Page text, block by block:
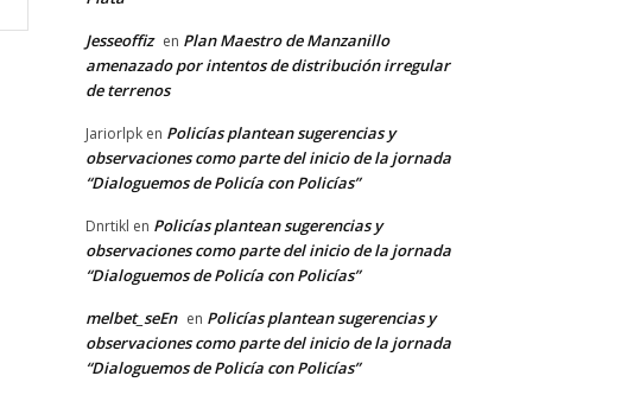
web:
Jesseoffiz en Plan Maestro de Manzanillo
amenazado por intentos de distribución irregular
de terrenos
Jariorlpk en Policías plantean sugerencias y
observaciones como parte del inicio de la jornada
“Dialoguemos de Policía con Policías”
Dnrtikl en Policías plantean sugerencias y
observaciones como parte del inicio de la jornada
“Dialoguemos de Policía con Policías”
melbet_seEn en Policías plantean sugerencias y
observaciones como parte del inicio de la jornada
“Dialoguemos de Policía con Policías”